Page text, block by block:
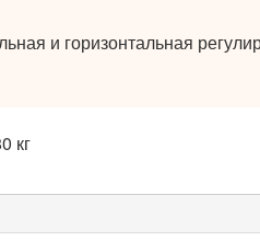
и горизонтальная